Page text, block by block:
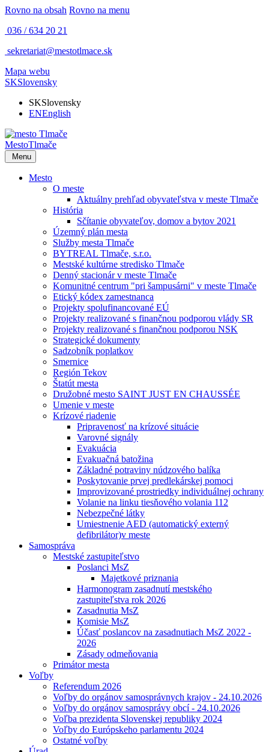
Rovno na obsah Rovno na menu
036 / 634 20 21
sekretariat@mestotlmace.sk
Mapa webu
SKSlovensky
SKSlovensky
ENEnglish
MestoTlmače
Menu
Mesto
O meste
Aktuálny prehľad obyvateľstva v meste Tlmače
História
Sčítanie obyvateľov, domov a bytov 2021
Územný plán mesta
Služby mesta Tlmače
BYTREAL Tlmače, s.r.o.
Mestské kultúrne stredisko Tlmače
Denný stacionár v meste Tlmače
Komunitné centrum "pri šampusárni" v meste Tlmače
Etický kódex zamestnanca
Projekty spolufinancované EÚ
Projekty realizované s finančnou podporou vlády SR
Projekty realizované s finančnou podporou NSK
Strategické dokumenty
Sadzobník poplatkov
Smernice
Región Tekov
Štatút mesta
Družobné mesto SAINT JUST EN CHAUSSÉE
Umenie v meste
Krízové riadenie
Pripravenosť na krízové situácie
Varovné signály
Evakuácia
Evakuačná batožina
Základné potraviny núdzového balíka
Poskytovanie prvej predlekárskej pomoci
Improvizované prostriedky individuálnej ochrany
Volanie na linku tiesňového volania 112
Nebezpečné látky
Umiestnenie AED (automatický externý
defibrilátor)v meste
Samospráva
Mestské zastupiteľstvo
Poslanci MsZ
Majetkové priznania
Harmonogram zasadnutí mestského
zastupiteľstva rok 2026
Zasadnutia MsZ
Komisie MsZ
Účasť poslancov na zasadnutiach MsZ 2022 -
2026
Zásady odmeňovania
Primátor mesta
Voľby
Referendum 2026
Voľby do orgánov samosprávnych krajov - 24.10.2026
Voľby do orgánov samosprávy obcí - 24.10.2026
Voľba prezidenta Slovenskej republiky 2024
Voľby do Európskeho parlamentu 2024
Ostatné voľby